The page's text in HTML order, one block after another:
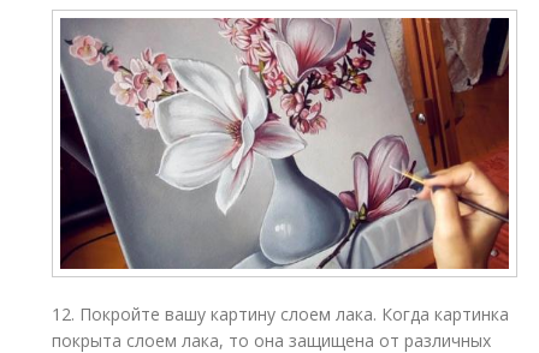
12. Покройте вашу картину слоем лака. Когда картинка
покрыта слоем лака, то она защищена от различных